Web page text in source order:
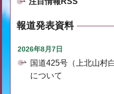
報道発表資料
2026年8月7日
国道425号（上北山村
について